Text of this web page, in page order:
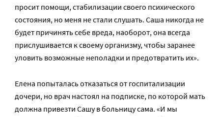
просит помощи, стабилизации своего психического
состояния, но меня не стали слушать. Саша никогда не
будет причинять себе вреда, наоборот, она всегда
прислушивается к своему организму, чтобы заранее
уловить возможные неполадки и предотвратить их».
Елена попыталась отказаться от госпитализации
дочери, но врач настоял на подписке, по которой мать
должна привезти Сашу в больницу сама. «И мы